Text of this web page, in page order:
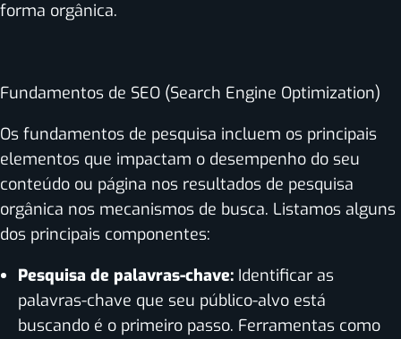
forma orgânica.
Fundamentos de SEO (Search Engine Optimization)
Os fundamentos de pesquisa incluem os principais
elementos que impactam o desempenho do seu
conteúdo ou página nos resultados de pesquisa
orgânica nos mecanismos de busca. Listamos alguns
dos principais componentes:
Pesquisa de palavras-chave: Identificar as
palavras-chave que seu público-alvo está
buscando é o primeiro passo. Ferramentas como